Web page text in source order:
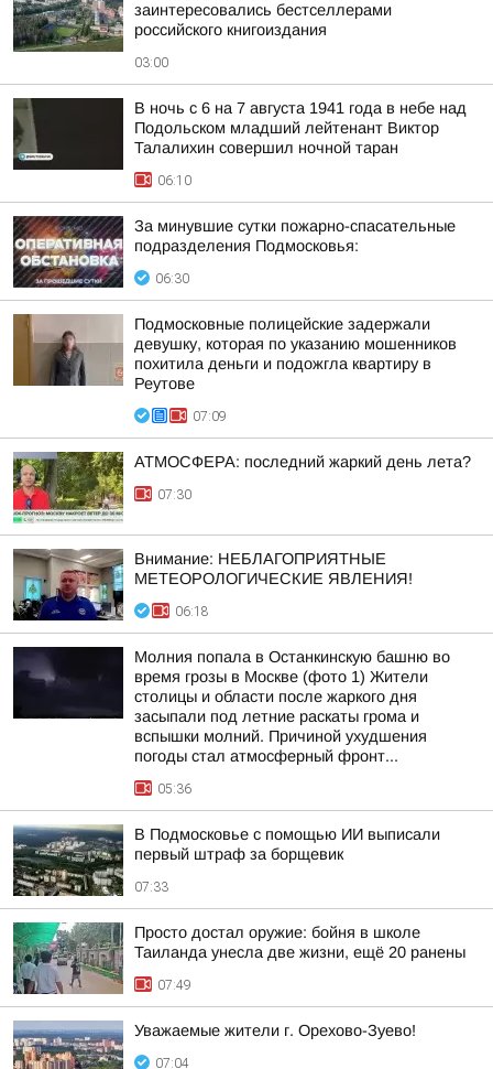
заинтересовались бестселлерами
российского книгоиздания
03:00
В ночь с 6 на 7 августа 1941 года в небе над
Подольском младший лейтенант Виктор
Талалихин совершил ночной таран
06:10
За минувшие сутки пожарно-спасательные
подразделения Подмосковья:
06:30
Подмосковные полицейские задержали
девушку, которая по указанию мошенников
похитила деньги и подожгла квартиру в
Реутове
07:09
АТМОСФЕРА: последний жаркий день лета?
07:30
Внимание: НЕБЛАГОПРИЯТНЫЕ
МЕТЕОРОЛОГИЧЕСКИЕ ЯВЛЕНИЯ!
06:18
Молния попала в Останкинскую башню во
время грозы в Москве (фото 1) Жители
столицы и области после жаркого дня
засыпали под летние раскаты грома и
вспышки молний. Причиной ухудшения
погоды стал атмосферный фронт...
05:36
В Подмосковье с помощью ИИ выписали
первый штраф за борщевик
07:33
Просто достал оружие: бойня в школе
Таиланда унесла две жизни, ещё 20 ранены
07:49
Уважаемые жители г. Орехово-Зуево!
07:04